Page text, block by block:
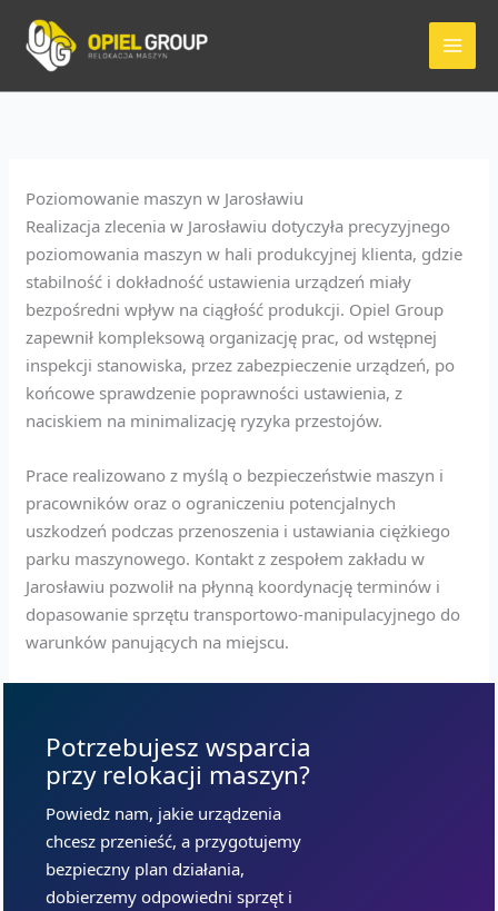
treści
Poziomowanie maszyn w Jarosławiu
Realizacja zlecenia w Jarosławiu dotyczyła precyzyjnego
poziomowania maszyn w hali produkcyjnej klienta, gdzie
stabilność i dokładność ustawienia urządzeń miały
bezpośredni wpływ na ciągłość produkcji. Opiel Group
zapewnił kompleksową organizację prac, od wstępnej
inspekcji stanowiska, przez zabezpieczenie urządzeń, po
końcowe sprawdzenie poprawności ustawienia, z
naciskiem na minimalizację ryzyka przestojów.
Prace realizowano z myślą o bezpieczeństwie maszyn i
pracowników oraz o ograniczeniu potencjalnych
uszkodzeń podczas przenoszenia i ustawiania ciężkiego
parku maszynowego. Kontakt z zespołem zakładu w
Jarosławiu pozwolił na płynną koordynację terminów i
dopasowanie sprzętu transportowo-manipulacyjnego do
warunków panujących na miejscu.
Potrzebujesz wsparcia
przy relokacji maszyn?
Powiedz nam, jakie urządzenia
chcesz przenieść, a przygotujemy
bezpieczny plan działania,
dobierzemy odpowiedni sprzęt i